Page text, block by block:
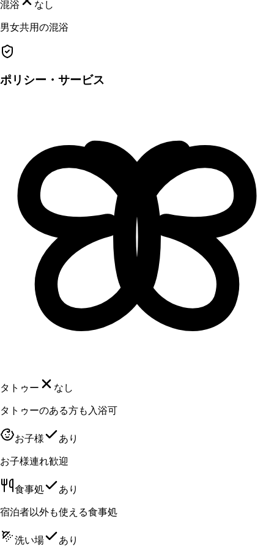
混浴 なし
男女共用の混浴
ポリシー・サービス
タトゥー なし
タトゥーのある方も入浴可
お子様 あり
お子様連れ歓迎
食事処 あり
宿泊者以外も使える食事処
洗い場 あり